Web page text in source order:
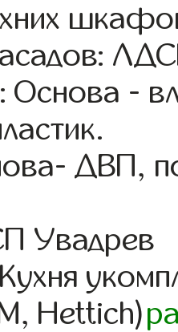
Основа -
ДВП,
Увадрев
Hettich)